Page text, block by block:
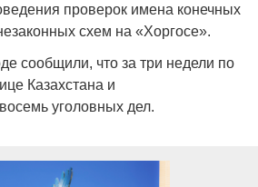
проверок имена конечных
схем на «Хоргосе».
сообщили, что за три недели по
Казахстана и
уголовных дел.